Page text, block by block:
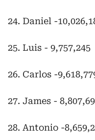
24. Daniel -
25. Luis - 9,757,245
26. Carlos -
27. James -
28. Antonio -